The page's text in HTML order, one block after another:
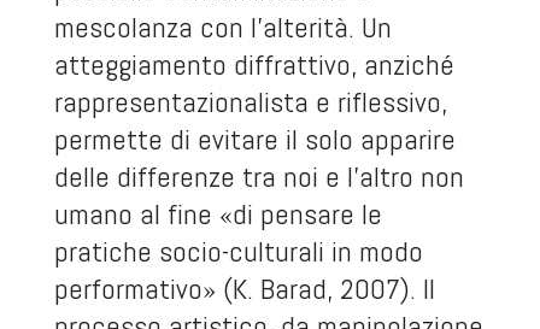
mescolanza con l’alterità. Un
atteggiamento diffrattivo, anziché
rappresentazionalista e riflessivo,
permette di evitare il solo apparire
delle differenze tra noi e l’altro non
umano al fine «di pensare le
pratiche socio-culturali in modo
performativo» (K. Barad, 2007). Il